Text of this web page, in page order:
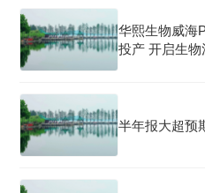
华熙生物威海
投产 开启生
半年报大超预